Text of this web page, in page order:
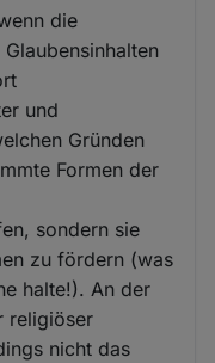
die
und
Gründen
Formen der
sondern sie
zu fördern (was
halte!). An der
religiöser
nicht das